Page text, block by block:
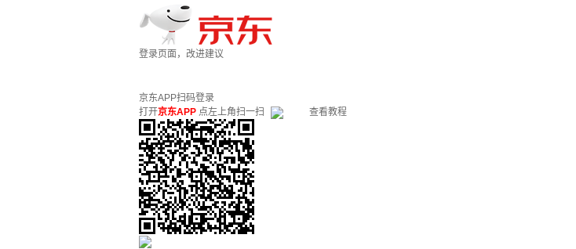
登录页面，改进建议
京东APP扫码登录
打开京东APP 点左上角扫一扫 查看教程